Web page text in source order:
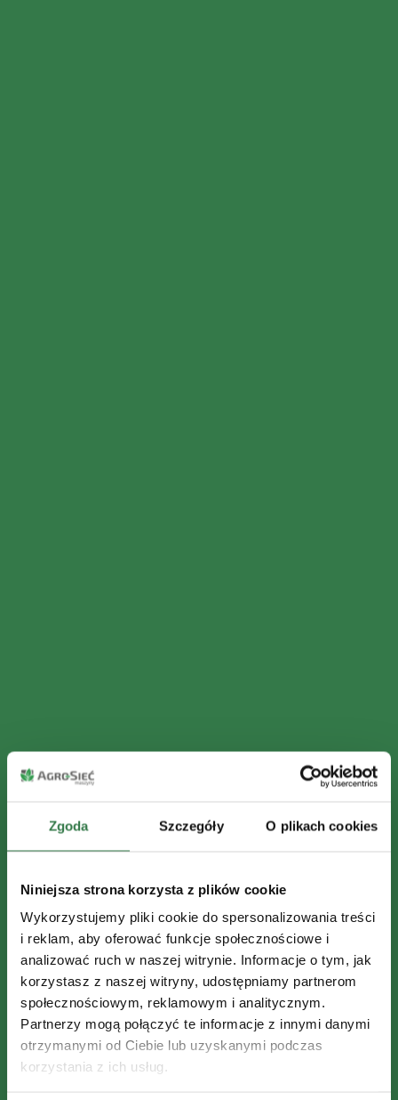
Zgoda Szczegóły O plikach cookies
Niniejsza strona korzysta z plików cookie
Wykorzystujemy pliki cookie do spersonalizowania treści
i reklam, aby oferować funkcje społecznościowe i
analizować ruch w naszej witrynie. Informacje o tym, jak
korzystasz z naszej witryny, udostępniamy partnerom
społecznościowym, reklamowym i analitycznym.
Partnerzy mogą połączyć te informacje z innymi danymi
otrzymanymi od Ciebie lub uzyskanymi podczas
korzystania z ich usług.